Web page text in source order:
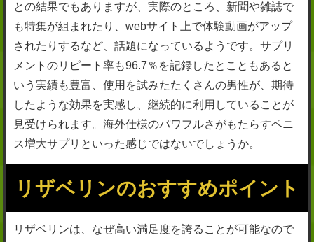
との結果でもありますが、実際のところ、新聞や雑誌で
も特集が組まれたり、webサイト上で体験動画がアップ
されたりするなど、話題になっているようです。サプリ
メントのリピート率も96.7％を記録したとこともあると
いう実績も豊富、使用を試みたたくさんの男性が、期待
したような効果を実感し、継続的に利用していることが
見受けられます。海外仕様のパワフルさがもたらすペニ
ス増大サプリといった感じではないでしょうか。
リザベリンのおすすめポイント
リザベリンは、なぜ高い満足度を誇ることが可能なので